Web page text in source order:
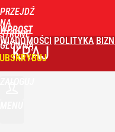
PRZEJDŹ
NA
STRONĘ
GŁÓWNĄ
WPROST
WIADOMOŚCI POLITYKA
KRAJ